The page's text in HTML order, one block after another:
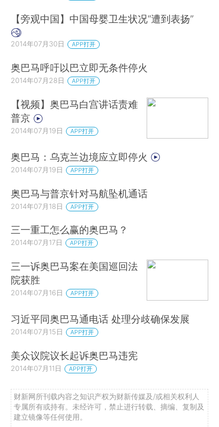
【旁观中国】中国母婴卫生状况“遭到表扬”
2014年07月30日 APP打开
奥巴马呼吁以巴立即无条件停火
2014年07月28日 APP打开
【视频】奥巴马白宫讲话责难
普京
2014年07月19日 APP打开
奥巴马：乌克兰边境应立即停火
2014年07月19日 APP打开
奥巴马与普京针对马航坠机通话
2014年07月18日 APP打开
三一重工怎么赢的奥巴马？
2014年07月17日 APP打开
三一诉奥巴马案在美国巡回法
院获胜
2014年07月16日 APP打开
习近平同奥巴马通电话 处理分歧确保发展
2014年07月15日 APP打开
美众议院议长起诉奥巴马违宪
2014年07月11日 APP打开
财新网所刊载内容之知识产权为财新传媒及/或相关权利人
专属所有或持有。未经许可，禁止进行转载、摘编、复制及
建立镜像等任何使用。